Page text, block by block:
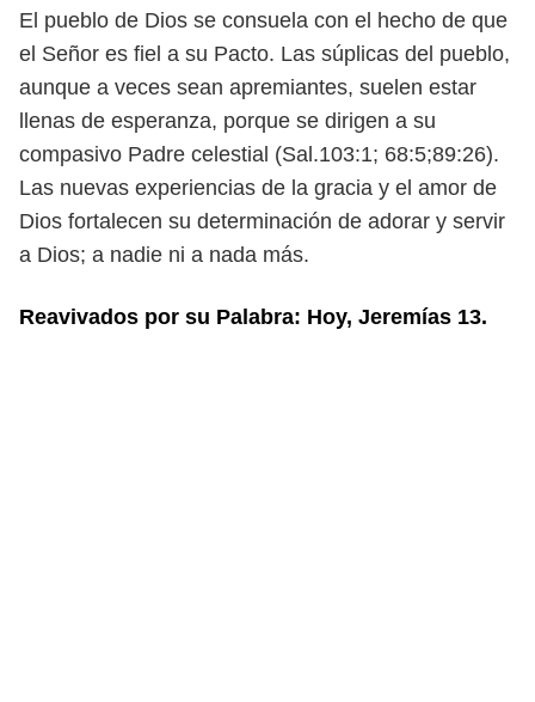
El pueblo de Dios se consuela con el hecho de que
el Señor es fiel a su Pacto. Las súplicas del pueblo,
aunque a veces sean apremiantes, suelen estar
llenas de esperanza, porque se dirigen a su
compasivo Padre celestial (Sal.103:1; 68:5;89:26).
Las nuevas experiencias de la gracia y el amor de
Dios fortalecen su determinación de adorar y servir
a Dios; a nadie ni a nada más.
Reavivados por su Palabra: Hoy, Jeremías 13.